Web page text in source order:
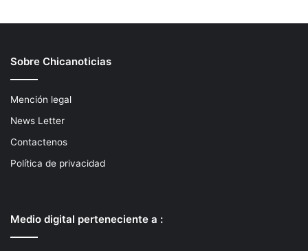
Sobre Chicanoticias
Mención legal
News Letter
Contactenos
Política de privacidad
Medio digital perteneciente a :